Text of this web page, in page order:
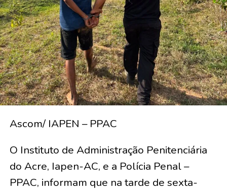
Ascom/ IAPEN – PPAC
O Instituto de Administração Penitenciária
do Acre, Iapen-AC, e a Polícia Penal –
PPAC, informam que na tarde de sexta-